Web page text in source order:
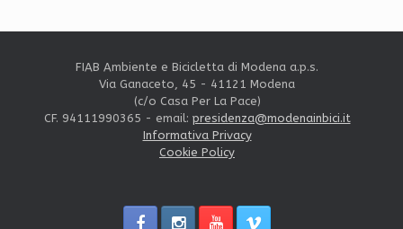
FIAB Ambiente e Bicicletta di Modena a.p.s.
Via Ganaceto, 45 - 41121 Modena
(c/o Casa Per La Pace)
CF. 94111990365 - email: presidenza@modenainbici.it
Informativa Privacy
Cookie Policy